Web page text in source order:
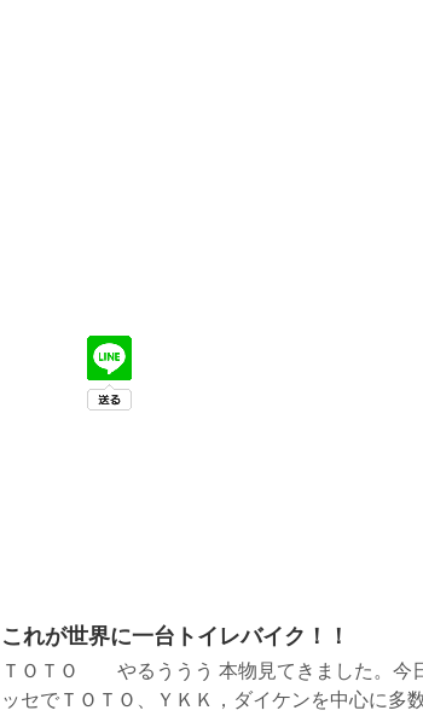
これが世界に一台トイレバイク！！
ＴＯＴＯ やるううう 本物見てきました。今
ッセでＴＯＴＯ、ＹＫＫ，ダイケンを中心に多